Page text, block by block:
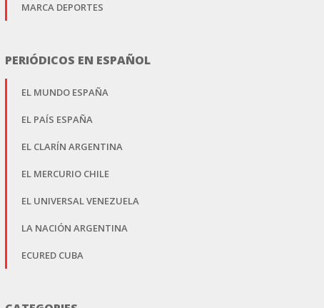
MARCA DEPORTES
PERIÓDICOS EN ESPAÑOL
EL MUNDO ESPAÑA
EL PAÍS ESPAÑA
EL CLARÍN ARGENTINA
EL MERCURIO CHILE
EL UNIVERSAL VENEZUELA
LA NACIÓN ARGENTINA
ECURED CUBA